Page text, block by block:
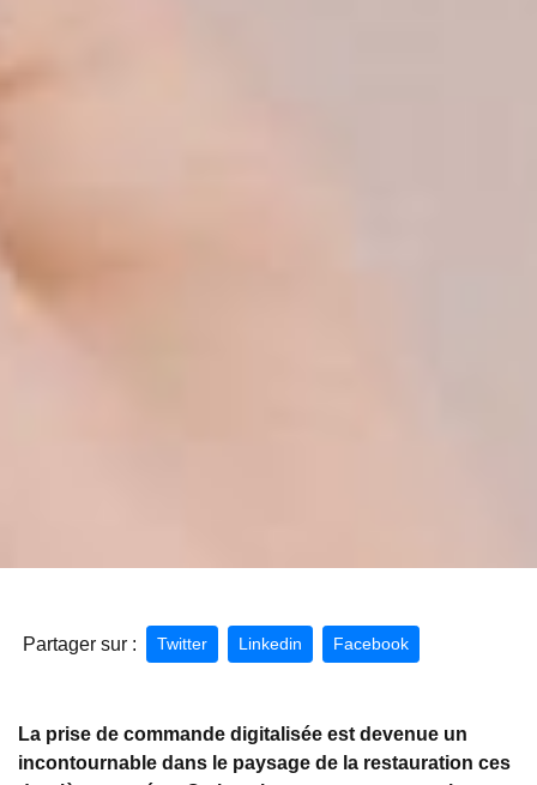
Partager sur : Twitter Linkedin Facebook
La prise de commande digitalisée est devenue un
incontournable dans le paysage de la restauration ces